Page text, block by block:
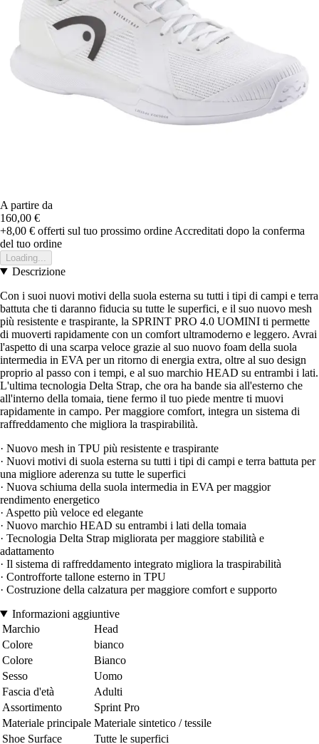
A partire da
160,00 €
+8,00 € offerti sul tuo prossimo ordine Accreditati dopo la conferma
del tuo ordine
Loading...
Descrizione
Con i suoi nuovi motivi della suola esterna su tutti i tipi di campi e terra
battuta che ti daranno fiducia su tutte le superfici, e il suo nuovo mesh
più resistente e traspirante, la SPRINT PRO 4.0 UOMINI ti permette
di muoverti rapidamente con un comfort ultramoderno e leggero. Avrai
l'aspetto di una scarpa veloce grazie al suo nuovo foam della suola
intermedia in EVA per un ritorno di energia extra, oltre al suo design
proprio al passo con i tempi, e al suo marchio HEAD su entrambi i lati.
L'ultima tecnologia Delta Strap, che ora ha bande sia all'esterno che
all'interno della tomaia, tiene fermo il tuo piede mentre ti muovi
rapidamente in campo. Per maggiore comfort, integra un sistema di
raffreddamento che migliora la traspirabilità.
· Nuovo mesh in TPU più resistente e traspirante
· Nuovi motivi di suola esterna su tutti i tipi di campi e terra battuta per
una migliore aderenza su tutte le superfici
· Nuova schiuma della suola intermedia in EVA per maggior
rendimento energetico
· Aspetto più veloce ed elegante
· Nuovo marchio HEAD su entrambi i lati della tomaia
· Tecnologia Delta Strap migliorata per maggiore stabilità e
adattamento
· Il sistema di raffreddamento integrato migliora la traspirabilità
· Controfforte tallone esterno in TPU
· Costruzione della calzatura per maggiore comfort e supporto
Informazioni aggiuntive
Marchio
Head
Colore
bianco
Colore
Bianco
Sesso
Uomo
Fascia d'età
Adulti
Assortimento
Sprint Pro
Materiale principale Materiale sintetico / tessile
Shoe Surface
Tutte le superfici